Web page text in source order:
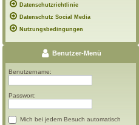
Datenschutzrichtlinie
Datenschutz Social Media
Nutzungsbedingungen
Benutzer-Menü
Benutzername:
Passwort:
Mich bei jedem Besuch automatisch